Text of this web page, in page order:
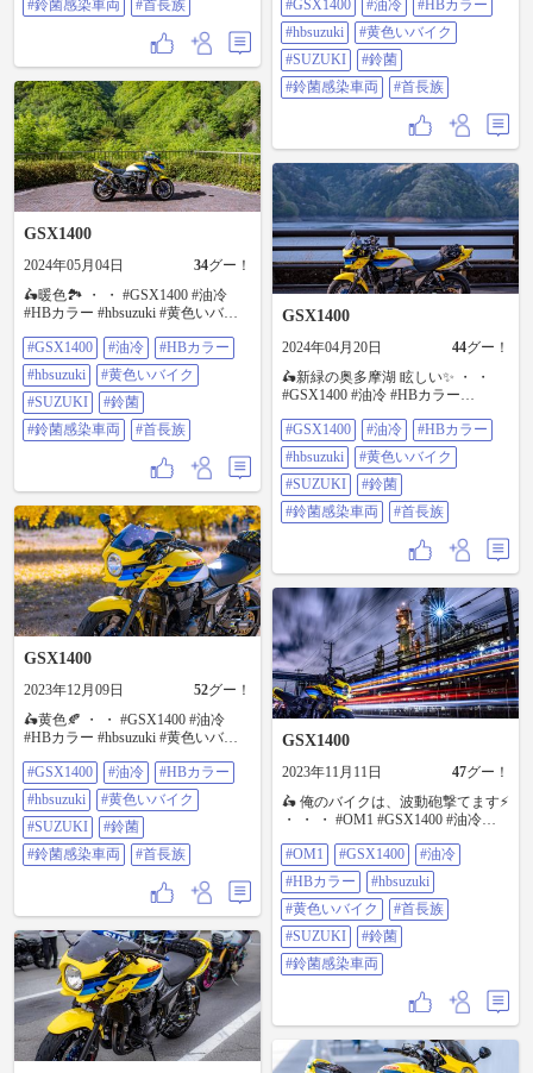
#鈴菌感染車両 #首長族 #鈴菌 #鈴菌感染車両 #首長族
#GSX1400 #油冷
#HBカラー
#hbsuzuki
#黄色いバイク
#SUZUKI
#鈴菌
#鈴菌感染車両
#首長族
GSX1400
2024年05月04日 34グー！
🛵暖色🏞️ ・ ・ #GSX1400 #油冷
#HBカラー #hbsuzuki #黄色いバイ
首長族
#GSX1400 #油冷
#HBカラー
#hbsuzuki
#黄色いバイク
#SUZUKI
#鈴菌
#鈴菌感染車両
#首長族
GSX1400
2024年04月20日 44グー！
🛵新緑の奥多摩湖 眩しい✨ ・ ・
#GSX1400 #油冷 #HBカラー
#鈴菌 #鈴菌感染車両 #首長族
#GSX1400 #油冷
#HBカラー
#hbsuzuki
#黄色いバイク
#SUZUKI
#鈴菌
#鈴菌感染車両
#首長族
GSX1400
2023年12月09日 52グー！
🛵黄色🍂 ・ ・ #GSX1400 #油冷
#HBカラー #hbsuzuki #黄色いバイ
首長族
#GSX1400 #油冷
#HBカラー
#hbsuzuki
#黄色いバイク
#SUZUKI
#鈴菌
#鈴菌感染車両
#首長族
GSX1400
2023年11月11日 47グー！
🛵 俺のバイクは、波動砲撃てます⚡️
・ ・ ・ #OM1 #GSX1400 #油冷
ク #首長族 #SUZUKI #鈴菌 #鈴菌感
染車両
#OM1 #GSX1400
#油冷
#HBカラー
#hbsuzuki
#黄色いバイク
#首長族
#SUZUKI
#鈴菌
#鈴菌感染車両